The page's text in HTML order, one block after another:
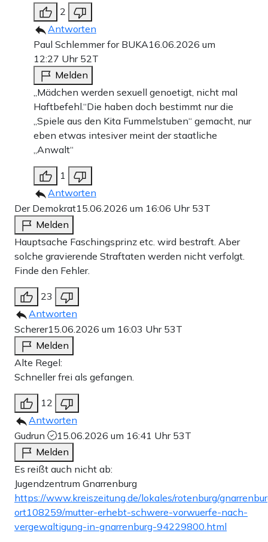
2
Antworten
Paul Schlemmer for BUKA16.06.2026 um
12:27 Uhr 52T
Melden
„Mädchen werden sexuell genoetigt, nicht mal
Haftbefehl.“Die haben doch bestimmt nur die
„Spiele aus den Kita Fummelstuben“ gemacht, nur
eben etwas intesiver meint der staatliche
„Anwalt“
1
Antworten
Der Demokrat15.06.2026 um 16:06 Uhr 53T
Melden
Hauptsache Faschingsprinz etc. wird bestraft. Aber
solche gravierende Straftaten werden nicht verfolgt.
Finde den Fehler.
23
Antworten
Scherer15.06.2026 um 16:03 Uhr 53T
Melden
Alte Regel:
Schneller frei als gefangen.
12
Antworten
Gudrun
15.06.2026 um 16:41 Uhr 53T
Melden
Es reißt auch nicht ab:
Jugendzentrum Gnarrenburg
https://www.kreiszeitung.de/lokales/rotenburg/
ort108259/mutter-erhebt-schwere-vorwuerfe-nach-
vergewaltigung-in-gnarrenburg-94229800.html